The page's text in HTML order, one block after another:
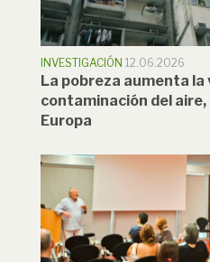
INVESTIGACIÓN 12.06.2026
La pobreza aumenta
contaminación del aire,
Europa